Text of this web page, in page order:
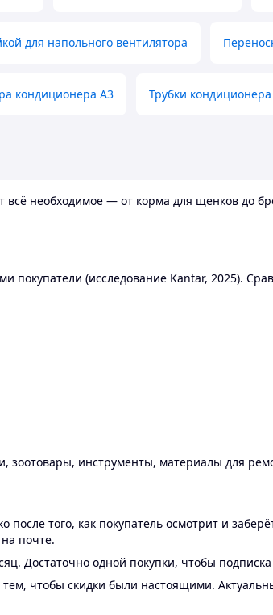
для напольного вентилятора
кондиционера А3 Трубки
необходимое — от корма для щенков до
покупатели (исследование Kantar, 2025).
зоотовары, инструменты, материалы для
того, как покупатель осмотрит и
почте.
Достаточно одной покупки, чтобы подписка
тем, чтобы скидки были настоящими.